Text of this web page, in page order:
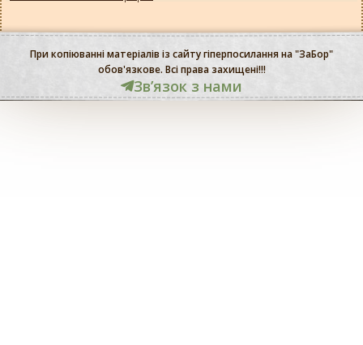
При копіюванні матеріалів із сайту гіперпосилання на "ЗаБор"
обов'язкове. Всі права захищені!!!
Звʼязок з нами